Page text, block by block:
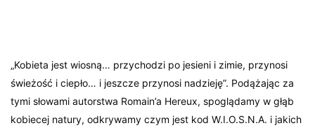
„Kobieta jest wiosną… przychodzi po jesieni i zimie, przynosi
świeżość i ciepło… i jeszcze przynosi nadzieję”. Podążając za
tymi słowami autorstwa Romain’a Hereux, spoglądamy w głąb
kobiecej natury, odkrywamy czym jest kod W.I.O.S.N.A. i jakich